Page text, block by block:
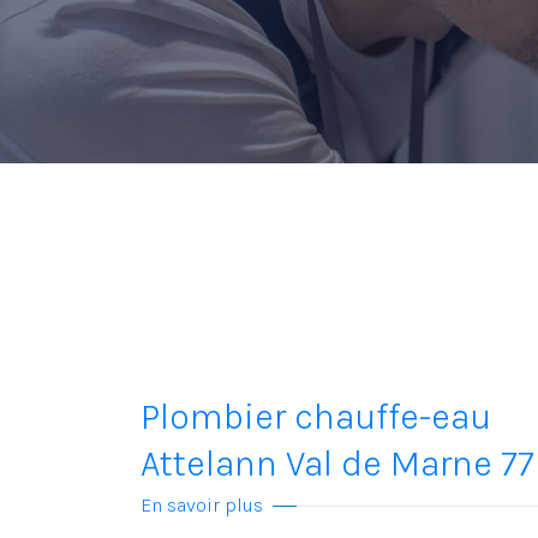
Plombier chauffe-eau
Attelann Val de Marne 77
En savoir plus